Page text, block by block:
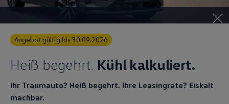
Angebot gültig bis 30.09.2026
Heiß begehrt. Kühl kalkuliert.
Ihr Traumauto? Heiß begehrt. Ihre Leasingrate? Eiskalt
machbar.